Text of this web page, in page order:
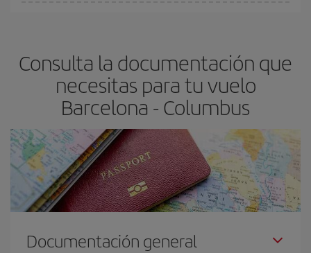
Consulta la documentación que
necesitas para tu vuelo
Barcelona - Columbus
Documentación general